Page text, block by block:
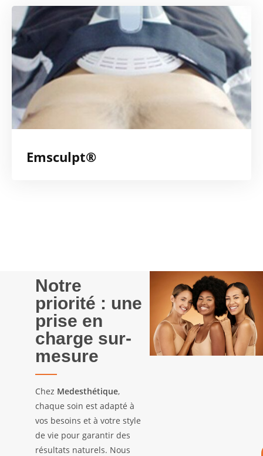
Emsculpt®
Notre
priorité : une
prise en
charge sur-
mesure
Chez Medesthétique,
chaque soin est adapté à
vos besoins et à votre style
de vie pour garantir des
résultats naturels. Nous